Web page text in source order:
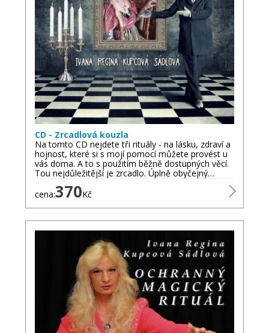
CD - Zrcadlová kouzla
Na tomto CD nejdete tři rituály - na lásku, zdraví a
hojnost, které si s mojí pomocí můžete provést u
vás doma. A to s použitím běžně dostupných věcí.
Tou nejdůležitější je zrcadlo. Úplně obyčejný…
cena:370Kč